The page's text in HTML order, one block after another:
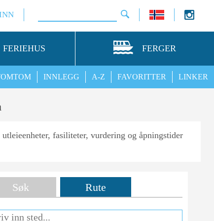
FERIEHUS FERGER
LINKER
FAVORITTER
A-Z
INNLEGG
fasiliteter, vurdering og åpningstider
Søk Rute